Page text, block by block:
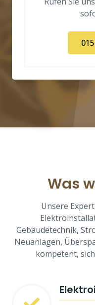
Was
Unsere
Gebäudetechnik,
Neuanlagen,
kompetent,